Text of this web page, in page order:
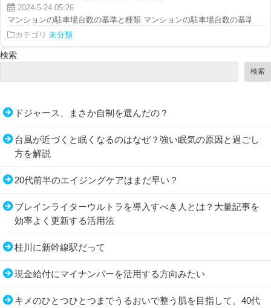
2024-5-24 05:26
マンションの駐車場台数の基準と種類 マンションの駐車場台数の基準は
カテゴリ 未分類
検索
検索
ドジャース、まさか自制を選んだの？
台風が近づくと眠くなるのはなぜ？強い眠気の原因と過ごし
方を解説
20代前半のエイジングケアはまだ早い？
ブレインライターウルトラを導入すべき人とは？大量記事を
効率よく更新する活用法
桂川に新幹線駅だって
現金給付にマイナンバーを活用する方向みたい
キメのひとつひとつまでうるおいで整う肌を目指して。40代